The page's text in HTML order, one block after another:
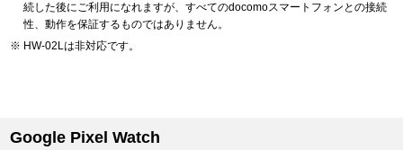
続した後にご利用になれますが、すべてのdocomoスマートフォンとの接続
性、動作を保証するものではありません。
HW-02Lは非対応です。
Google Pixel Watch